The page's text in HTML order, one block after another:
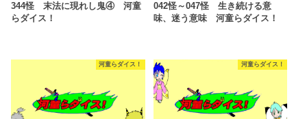
344怪 末法に現れし鬼④ 河童
らダイス！
042怪～047怪 生き続ける意
味、迷う意味 河童らダイス！
河童らダイス！ 河童らダイス！